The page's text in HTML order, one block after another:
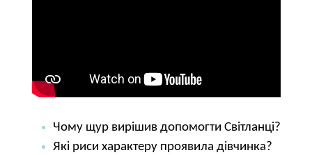
Чому щур вирішив допомогти Світланці?
Які риси характеру проявила дівчинка?